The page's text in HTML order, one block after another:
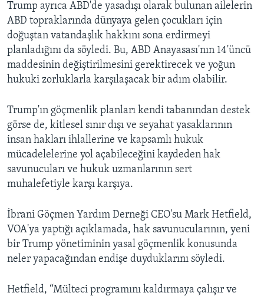
Trump ayrıca ABD'de yasadışı olarak bulunan ailelerin
ABD topraklarında dünyaya gelen çocukları için
doğuştan vatandaşlık hakkını sona erdirmeyi
planladığını da söyledi. Bu, ABD Anayasası'nın 14'üncü
maddesinin değiştirilmesini gerektirecek ve yoğun
hukuki zorluklarla karşılaşacak bir adım olabilir.
Trump'ın göçmenlik planları kendi tabanından destek
görse de, kitlesel sınır dışı ve seyahat yasaklarının
insan hakları ihlallerine ve kapsamlı hukuk
mücadelelerine yol açabileceğini kaydeden hak
savunucuları ve hukuk uzmanlarının sert
muhalefetiyle karşı karşıya.
İbrani Göçmen Yardım Derneği CEO'su Mark Hetfield,
VOA'ya yaptığı açıklamada, hak savunucularının, yeni
bir Trump yönetiminin yasal göçmenlik konusunda
neler yapacağından endişe duyduklarını söyledi.
Hetfield, “Mülteci programını kaldırmaya çalışır ve